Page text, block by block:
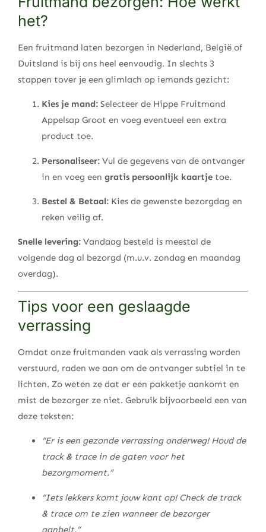
het?
Een fruitmand laten bezorgen in Nederland, België of
Duitsland is bij ons heel eenvoudig. In slechts 3
stappen tover je een glimlach op iemands gezicht:
Kies je mand: Selecteer de Hippe Fruitmand
Appelsap Groot en voeg eventueel een extra
product toe.
Personaliseer: Vul de gegevens van de ontvanger
in en voeg een gratis persoonlijk kaartje toe.
Bestel & Betaal: Kies de gewenste bezorgdag en
reken veilig af.
Snelle levering: Vandaag besteld is meestal de
volgende dag al bezorgd (m.u.v. zondag en maandag
overdag).
Tips voor een geslaagde
verrassing
Omdat onze fruitmanden vaak als verrassing worden
verstuurd, raden we aan om de ontvanger subtiel in te
lichten. Zo weten ze dat er een pakketje aankomt en
mist de bezorger ze niet. Gebruik bijvoorbeeld een van
deze teksten:
“Er is een gezonde verrassing onderweg! Houd de
track & trace in de gaten voor het
bezorgmoment.”
“Iets lekkers komt jouw kant op! Check de track
& trace om te zien wanneer de bezorger
aanbelt.”